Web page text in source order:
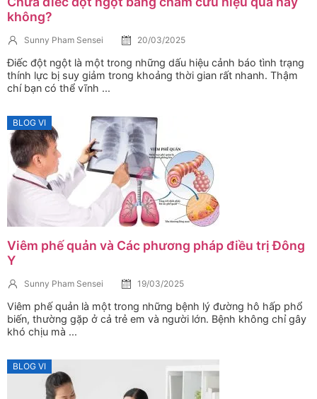
không?
Sunny Pham Sensei 20/03/2025
Điếc đột ngột là một trong những dấu hiệu cảnh báo tình trạng
thính lực bị suy giảm trong khoảng thời gian rất nhanh. Thậm
chí bạn có thể vĩnh ...
BLOG VI
Viêm phế quản và Các phương pháp điều trị Đông
Y
Sunny Pham Sensei 19/03/2025
Viêm phế quản là một trong những bệnh lý đường hô hấp phổ
biến, thường gặp ở cả trẻ em và người lớn. Bệnh không chỉ gây
khó chịu mà ...
BLOG VI